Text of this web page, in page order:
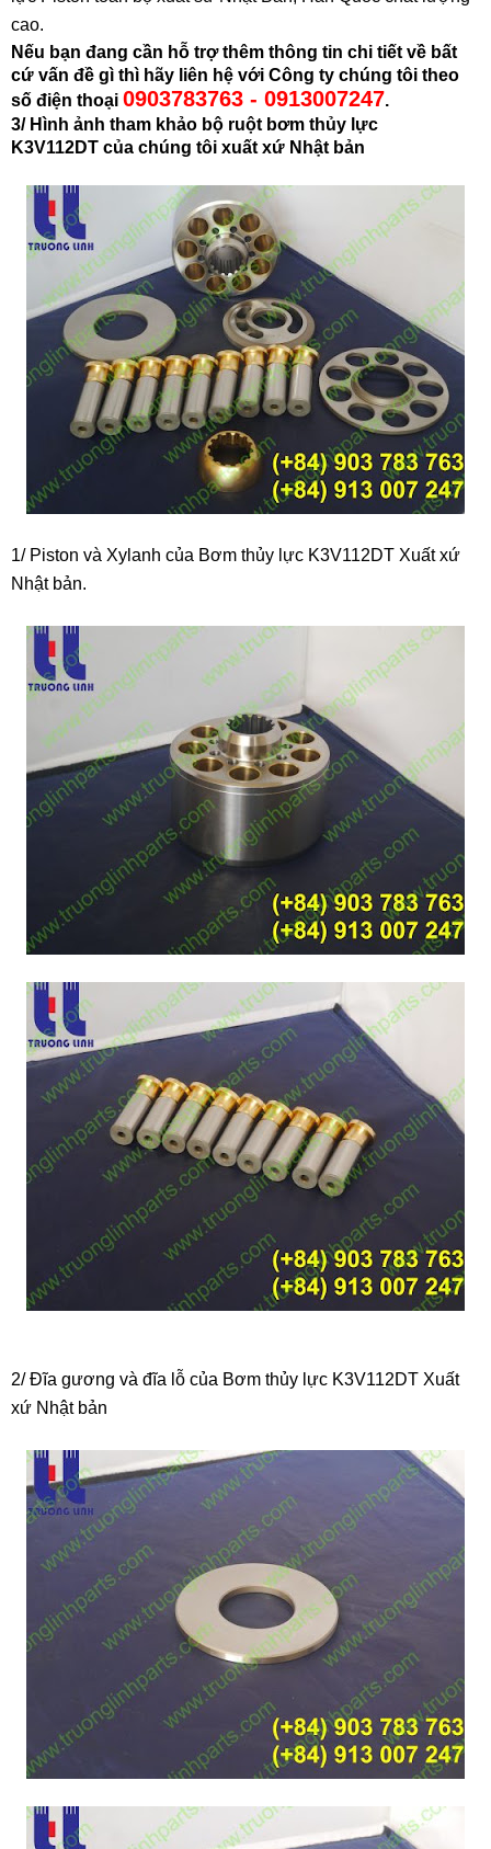
cao.
Nếu bạn đang cần hỗ trợ thêm thông tin chi tiết về bất
cứ vấn đề gì thì hãy liên hệ với Công ty chúng tôi theo
số điện thoại 0903783763 - 0913007247.
3/ Hình ảnh tham khảo bộ ruột bơm thủy lực
K3V112DT của chúng tôi xuất xứ Nhật bản
1/ Piston và Xylanh của Bơm thủy lực K3V112DT Xuất xứ
Nhật bản.
2/ Đĩa gương và đĩa lỗ của Bơm thủy lực K3V112DT Xuất
xứ Nhật bản